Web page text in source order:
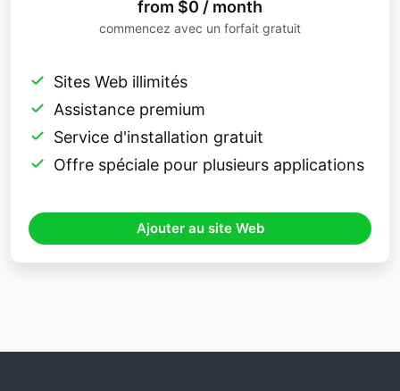
from $0 / month
commencez avec un forfait gratuit
Sites Web illimités
Assistance premium
Service d'installation gratuit
Offre spéciale pour plusieurs applications
Ajouter au site Web